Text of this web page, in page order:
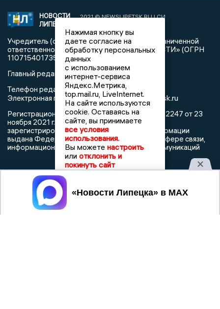
НОВОСТИ
ЛИПЕЦКА
2021 © NEWSLIPETSK.RU | СИ
Учредитель (соучредители): Общество с ограниченной
ответственностью «РЕГИОНАЛЬНЫЕ НОВОСТИ» (ОГРН
1107154017354)
Главный редактор: Герцог Е.Г.
Телефон редакции: +7 903 699 9427
Электронная почта редакции:info@newslipetsk.ru
Регистрационный номер: серия Эл № ФС77-82247 от 23
ноября 2021 г. согласно выписке из реестра
зарегистрированных средств массовой информации
выдана Федеральной службой по надзору в сфере связи,
информационных технологий и массовых коммуникаций
Нажимая кнопку вы
даете согласие на
обработку персональных
данных
с использованием
интернет-сервиса
Яндекс.Метрика,
top.mail.ru, LiveInternet.
На сайте используются
cookie. Оставаясь на
сайте, вы принимаете
все условия
использования.
Вы можете настроить
или отклонить и
покинуть сайт
Принять